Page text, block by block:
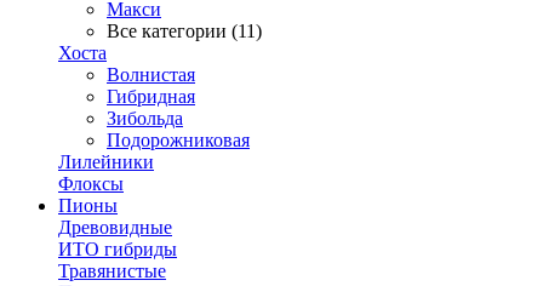
Макси
Все категории (11)
Хоста
Волнистая
Гибридная
Зибольда
Подорожниковая
Лилейники
Флоксы
Пионы
Древовидные
ИТО гибриды
Травянистые